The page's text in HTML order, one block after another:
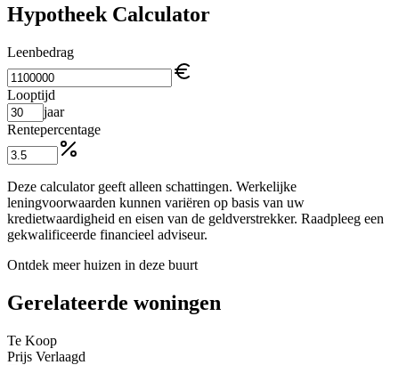
Hypotheek Calculator
Leenbedrag
Looptijd
jaar
Rentepercentage
Deze calculator geeft alleen schattingen. Werkelijke
leningvoorwaarden kunnen variëren op basis van uw
kredietwaardigheid en eisen van de geldverstrekker. Raadpleeg een
gekwalificeerde financieel adviseur.
Ontdek meer huizen in deze buurt
Gerelateerde woningen
Te Koop
Prijs Verlaagd